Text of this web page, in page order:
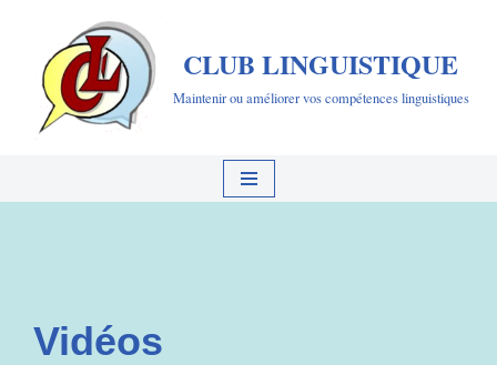
Aller
contenu
CLUB LINGUISTIQUE
Maintenir ou améliorer vos compétences linguistiques
Vidéos